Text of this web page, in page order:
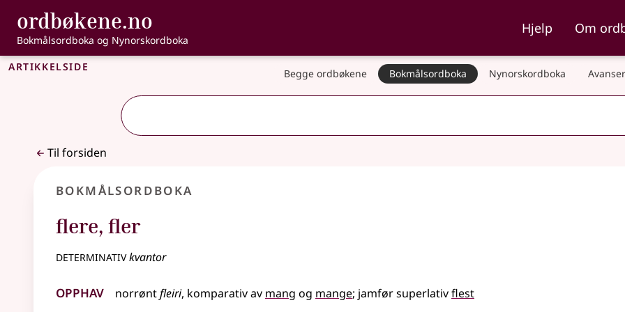
Gå til hovedinnhold
Tilgjengelighet
ordbøkene.no , Bokmålsordboka og Nynorskordboka
Bokmålsordboka og Nynorskordboka
Hjelp Om
Artikkelside Begge ordbøkene Bokmålsordboka Nynorskordboka
Til forsiden
Bokmålsordboka
flere, fler
determinativkvantor
Opphav norrøntfleiri, komparativav mang og mange; jamførsuperlativflest